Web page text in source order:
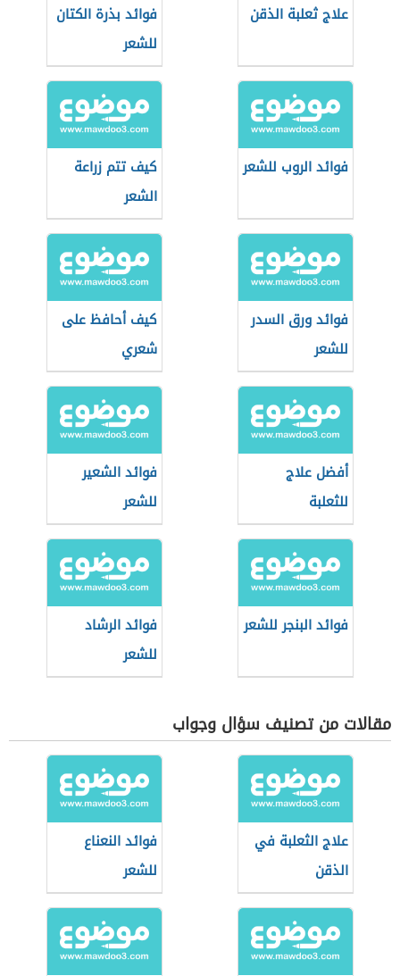
علاج ثعلبة الذقن
فوائد بذرة الكتان
للشعر
فوائد الروب للشعر
كيف تتم زراعة
الشعر
فوائد ورق السدر
للشعر
كيف أحافظ على
شعري
أفضل علاج
للثعلبة
فوائد الشعير
للشعر
فوائد البنجر للشعر
فوائد الرشاد
للشعر
مقالات من تصنيف سؤال وجواب
علاج الثعلبة في
الذقن
فوائد النعناع
للشعر